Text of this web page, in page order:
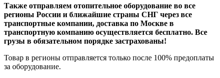
Также отправляем отопительное оборудование во все
регионы России и ближайшие страны СНГ через все
транспортные компании, доставка по Москве в
транспортную компанию осуществляется бесплатно. Все
грузы в обязательном порядке застрахованы!
Товар в регионы отправляется только после 100% предоплаты
за оборудование.